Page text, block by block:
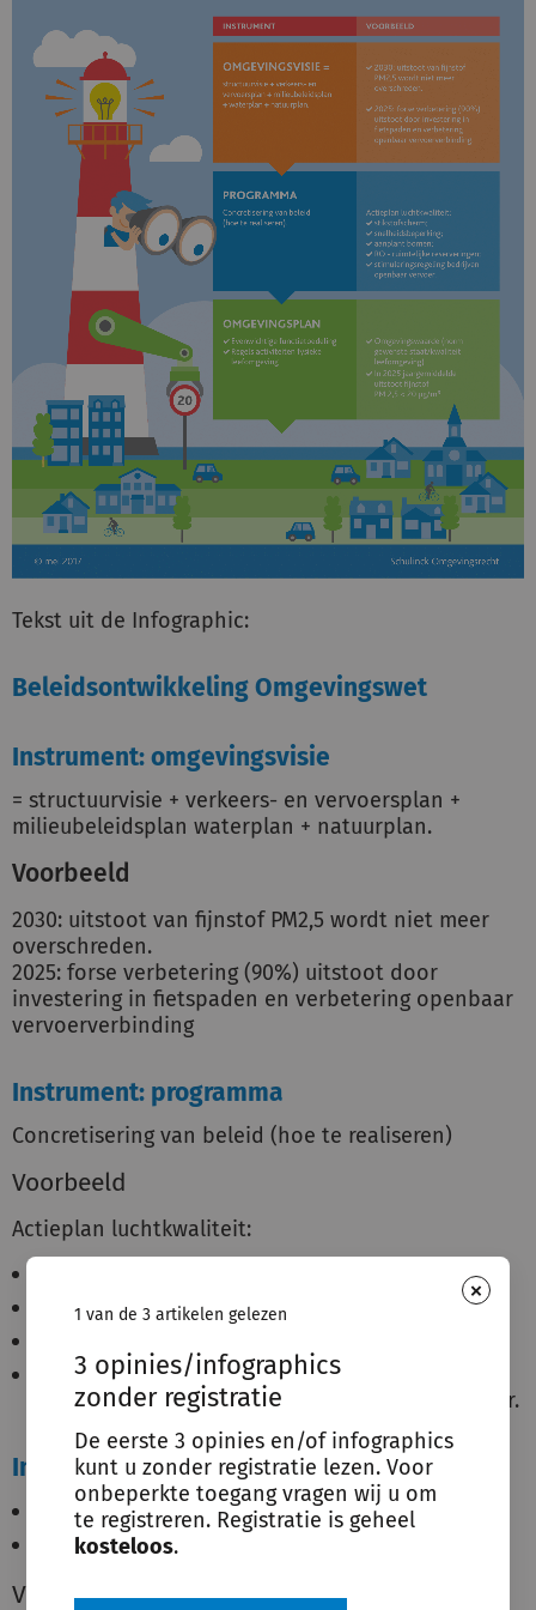
Inloggen
×
1 van de 3 artikelen gelezen
3 opinies/infographics
zonder registratie
De eerste 3 opinies en/of infographics
kunt u zonder registratie lezen. Voor
onbeperkte toegang vragen wij u om
te registreren. Registratie is geheel
kosteloos.
Tekst uit de Infographic:
Beleidsontwikkeling Omgevingswet
Instrument: omgevingsvisie
= structuurvisie + verkeers- en vervoersplan +
milieubeleidsplan waterplan + natuurplan.
Voorbeeld
2030: uitstoot van fijnstof PM2,5 wordt niet meer
overschreden.
2025: forse verbetering (90%) uitstoot door
investering in fietspaden en verbetering openbaar
vervoerverbinding
Instrument: programma
Concretisering van beleid (hoe te realiseren)
Voorbeeld
Actieplan luchtkwaliteit:
snelheidsbeperking;
RO – ruimtelijke reserveringen;
stimuleringsregeling bedrijven openbaar vervoer.
Instrument: omgevingsplan
Evenwichtige functietoedeling
Regels activiteiten fysieke leefomgeving
Voorbeeld: